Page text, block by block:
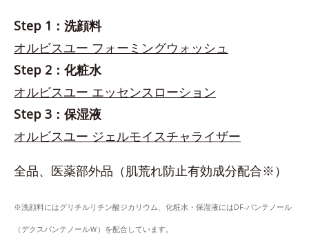
Step 1：洗顔料
オルビスユー フォーミングウォッシュ
Step 2：化粧水
オルビスユー エッセンスローション
Step 3：保湿液
オルビスユー ジェルモイスチャライザー
全品、医薬部外品（肌荒れ防止有効成分配合※）
※洗顔料にはグリチルリチン酸ジカリウム、化粧水・保湿液にはDF-パンテノール
（デクスパンテノールＷ）を配合しています。